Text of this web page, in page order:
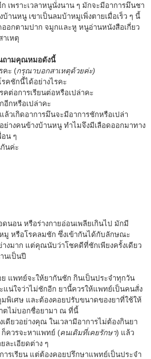
เพราะเวลาหนูนั่งนาน ๆ มักจะมีอาการมึนชา
านหนู เขาเป็นลมบ้าหมูเพิ่งตายเมื่อเร็ว ๆ นี้
ออกตามปาก จมูกและหู หนูอ่านหนังสือเกี่ยว
เหตุ
ถามคุณหมอดังนี้
คะ (กรุณาบอกสาเหตุด้วยค่ะ)
คชักนี้ได้อย่างไรคะ
ต่อการเรียนต่อหรือเปล่าคะ
กหรือเปล่าคะ
ล้วเกิดอาการมึนจะมีอาการชักหรือเปล่า
างคนข้างบ้านหนู ทำไมจึงมีเลือดออกมาทาง
น ๆ
นค่ะ
ดนอน หรือร่างกายอ่อนเพลียเกินไป มักมี
มู หรือโรคลมชัก ซึ่งเข้ากันได้กับลักษณะ
างมาก แต่คุณนับว่าโชคดีที่ชักเพียงครั้งเดียว
นเป็นปี
ย แพทย์จะให้ยากันชัก กินเป็นประจำทุกวัน
แน่ใจว่าไม่ชักอีก ยานี้ควรให้แพทย์เป็นคนสั่ง
มพิเศษ และต้องคอยปรับขนาดของยาที่ใช้ให้
ตไม่บอกชื่อยามา ณ ที่นี้
ดียวอย่างคุณ ในเวลามีอาการไม่ต้องกินยา
ควรจะหาแพทย์ (คนเดิมที่เคยรักษา) แล้ว
ละเอียดต่าง ๆ
ารเรียน แต่ต้องคอยปรึกษาแพทย์เป็นประจำ